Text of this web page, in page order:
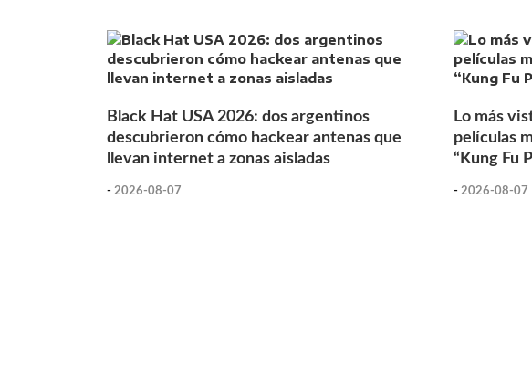
Black Hat USA 2026: dos argentinos
descubrieron cómo hackear antenas que
llevan internet a zonas aisladas
- 2026-08-07
Lo más
películas
“Kung Fu
- 2026-08-07